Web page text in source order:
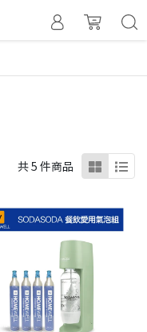
共 5 件商品